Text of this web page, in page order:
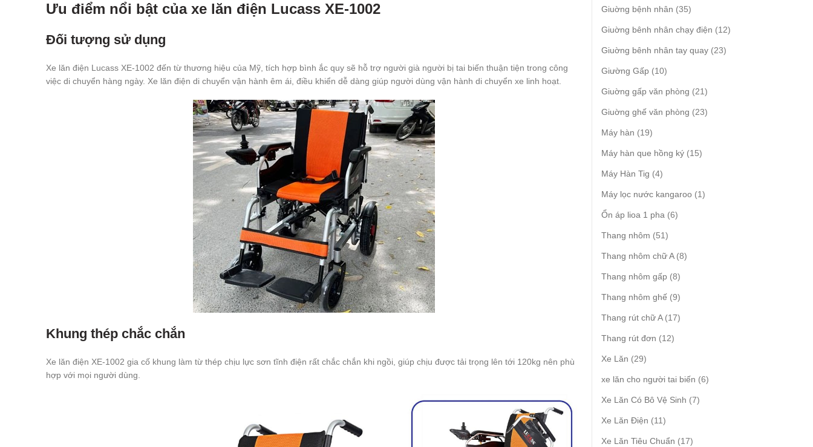
Ưu điểm nổi bật của xe lăn điện Lucass XE-1002
Đối tượng sử dụng
Xe lăn điện Lucass XE-1002 đến từ thương hiệu của Mỹ, tích hợp bình ắc quy sẽ hỗ trợ người già người bị tai biến thuận tiện trong công
việc di chuyển hàng ngày. Xe lăn điện di chuyển vận hành êm ái, điều khiển dễ dàng giúp người dùng vận hành di chuyển xe linh hoạt.
Khung thép chắc chắn
Xe lăn điện XE-1002 gia cố khung làm từ thép chịu lực sơn tĩnh điện rất chắc chắn khi ngồi, giúp chịu được tải trọng lên tới 120kg nên phù
hợp với mọi người dùng.
Giuờng bệnh nhân 3535
Giuờng bênh nhân chạy điện 1212
Giuờng bênh nhân tay quay 2323
Giường Gấp 1010
Giuờng gấp văn phòng 2121
Giuờng ghế văn phòng 2323
Máy hàn 1919
Máy hàn que hồng ký 1515
Máy Hàn Tig 44
Máy lọc nước kangaroo 11
Ổn áp lioa 1 pha 66
Thang nhôm 5151
Thang nhôm chữ A 88
Thang nhôm gấp 88
Thang nhôm ghế 99
Thang rút chữ A 1717
Thang rút đơn 1212
Xe Lăn 2929
xe lăn cho người tai biến 66
Xe Lăn Có Bô Vệ Sinh 77
Xe Lăn Điện 1111
Xe Lăn Tiêu Chuẩn 1717